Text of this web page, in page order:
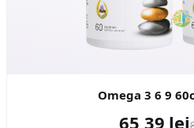
Omega 3 6 9
65,39 lei